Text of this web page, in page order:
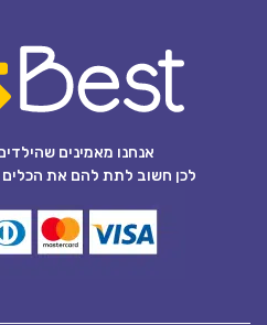
אנחנו מאמינים
לכן חשוב לתת להם את